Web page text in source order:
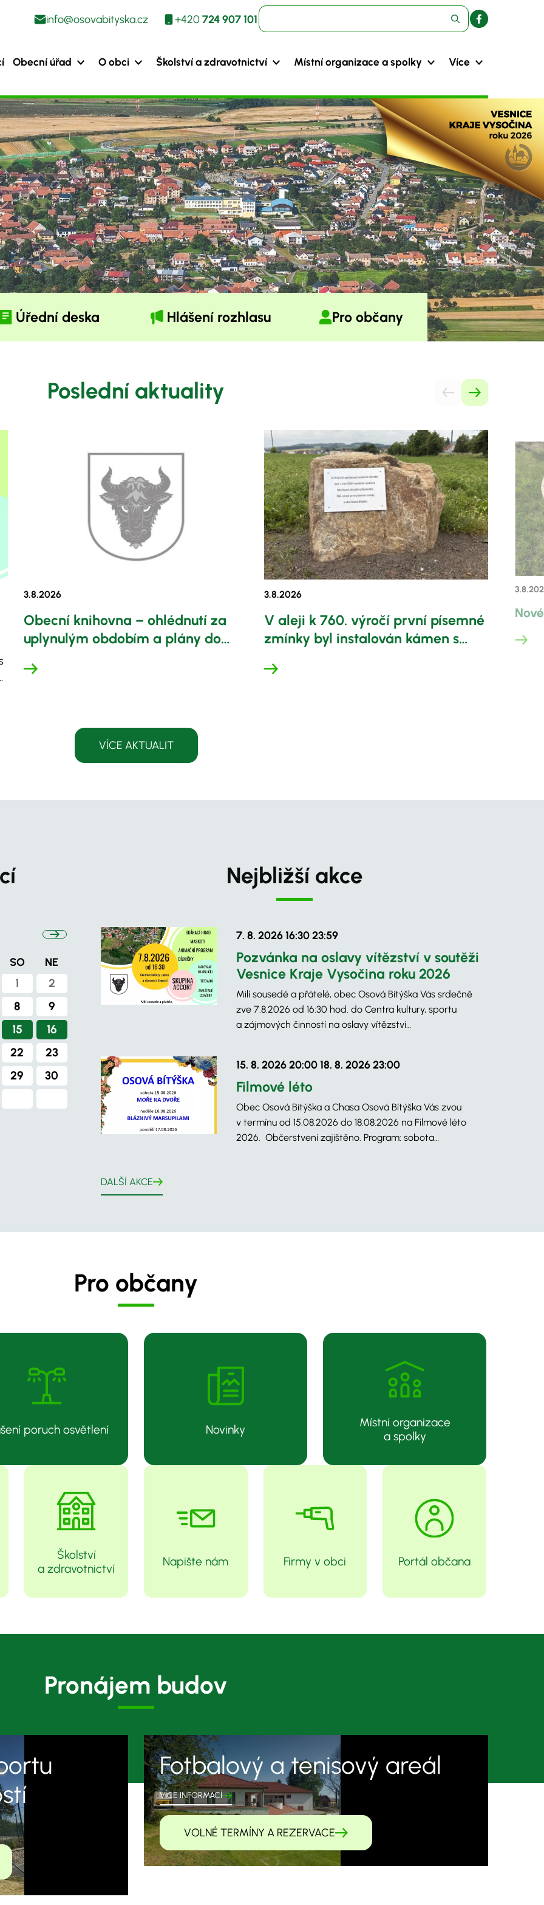
info@osovabityska.cz +420724 907 101
Obecní úřad O obci Školství a zdravotnictví Místní organizace a spolky Více
Úřední deska Hlášení rozhlasu Pro občany
Poslední aktuality
3.8.2026
Obecní knihovna – ohlédnutí za
uplynulým obdobím a plány do
3.8.2026
V aleji k 760. výročí první písemné
zmínky byl instalován kámen s
3.8.
VÍCE AKTUALIT
SO NE
1
2
8
9
15
16
22
23
29
30
Nejbližší akce
7. 8. 2026 16:3023:59
Pozvánka na oslavy vítězství v soutěži
Vesnice Kraje Vysočina roku 2026
Milí sousedé a přátelé, obec Osová Bítýška Vás srdečně
zve 7.8.2026 od 16:30 hod. do Centra kultury, sportu
a zájmových činností na oslavy vítězství…
15. 8. 2026 20:0018. 8. 2026 23:00
Filmové léto
Obec Osová Bítýška a Chasa Osová Bítýška Vás zvou
v termínu od 15.08.2026 do 18.08.2026 na Filmové léto
2026. Občerstvení zajištěno. Program: sobota…
DALŠÍ AKCE
Pro občany
poruch osvětlení Novinky
Místní organizace
a spolky
Školství
a zdravotnictví
Napište nám Firmy v obci Portál občana
Pronájem budov
Fotbalový a tenisový areál
VÍCE INFORMACÍ
VOLNÉ TERMÍNY A REZERVACE